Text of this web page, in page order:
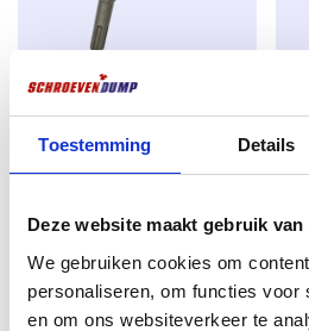
Toestemming Details
Deze website maakt gebruik van
We gebruiken cookies om
personaliseren, om functies voor
en om ons websiteverkeer te
REX SDS-plus QX4 Betonbohrer
8.0 x 260mm – 4-Schneider –
Für Beton & Stein – Arbeitslänge
Auf Lager
€